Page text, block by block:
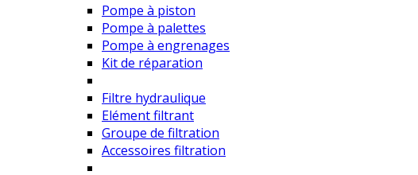
Pompe à piston
Pompe à palettes
Pompe à engrenages
Kit de réparation
Filtre hydraulique
Elément filtrant
Groupe de filtration
Accessoires filtration